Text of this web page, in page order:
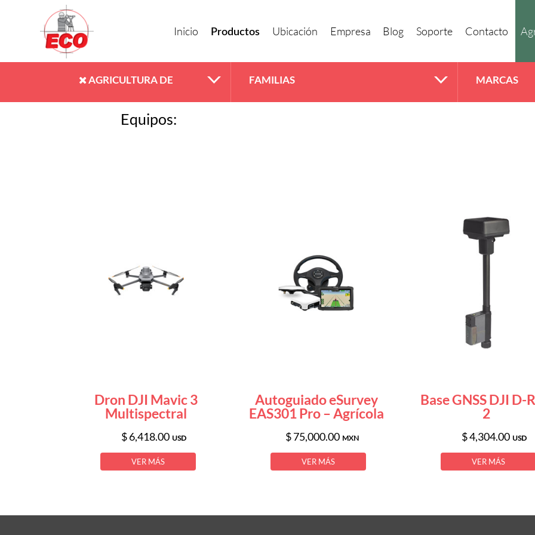
Inicio Productos Ubicación Empresa Blog Soporte Contacto
AGRICULTURA DE
PRECISIÓN
FAMILIAS MARCAS
Equipos:
Dron DJI Mavic 3
Multispectral
$ 6,418.00 USD
VER MÁS
Autoguiado eSurvey
EAS301 Pro – Agrícola
$ 75,000.00 MXN
VER MÁS
Base GNSS DJI D-
2
$ 4,304.00 USD
VER MÁS